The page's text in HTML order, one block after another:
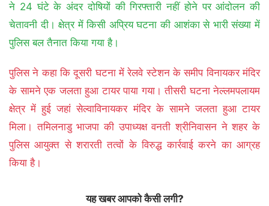
ने 24 घंटे के अंदर दोषियों की गिरफ्तारी नहीं होने पर आंदोलन की
चेतावनी दी। क्षेत्र में किसी अप्रिय घटना की आशंका से भारी संख्या में
पुलिस बल तैनात किया गया है।
पुलिस ने कहा कि दूसरी घटना में रेलवे स्टेशन के समीप विनायकर मंदिर
के सामने एक जलता हुआ टायर पाया गया। तीसरी घटना नेल्लमपलायम
क्षेत्र में हुई जहां सेल्वाविनायकर मंदिर के सामने जलता हुआ टायर
मिला। तमिलनाडु भाजपा की उपाध्यक्ष वनती श्रीनिवासन ने शहर के
पुलिस आयुक्त से शरारती तत्वों के विरुद्ध कार्रवाई करने का आग्रह
किया है।
यह खबर आपको कैसी लगी?